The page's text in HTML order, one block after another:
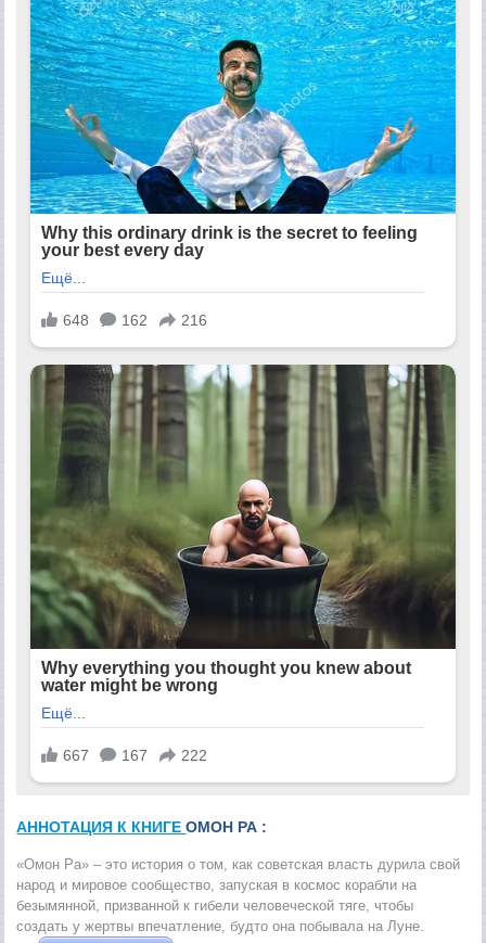
АННОТАЦИЯ К КНИГЕОМОН РА :
«Омон Ра» – это история о том, как советская власть дурила свой
народ и мировое сообщество, запуская в космос корабли на
безымянной, призванной к гибели человеческой тяге, чтобы
создать у жертвы впечатление, будто она побывала на Луне.